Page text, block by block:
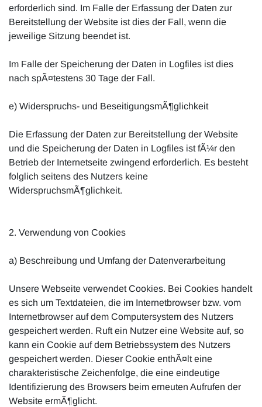
erforderlich sind. Im Falle der Erfassung der Daten zur
Bereitstellung der Website ist dies der Fall, wenn die
jeweilige Sitzung beendet ist.
Im Falle der Speicherung der Daten in Logfiles ist dies
nach spÃ¤testens 30 Tage der Fall.
e) Widerspruchs- und BeseitigungsmÃ¶glichkeit
Die Erfassung der Daten zur Bereitstellung der Website
und die Speicherung der Daten in Logfiles ist fÃ¼r den
Betrieb der Internetseite zwingend erforderlich. Es besteht
folglich seitens des Nutzers keine
WiderspruchsmÃ¶glichkeit.
2. Verwendung von Cookies
a) Beschreibung und Umfang der Datenverarbeitung
Unsere Webseite verwendet Cookies. Bei Cookies handelt
es sich um Textdateien, die im Internetbrowser bzw. vom
Internetbrowser auf dem Computersystem des Nutzers
gespeichert werden. Ruft ein Nutzer eine Website auf, so
kann ein Cookie auf dem Betriebssystem des Nutzers
gespeichert werden. Dieser Cookie enthÃ¤lt eine
charakteristische Zeichenfolge, die eine eindeutige
Identifizierung des Browsers beim erneuten Aufrufen der
Website ermÃ¶glicht.